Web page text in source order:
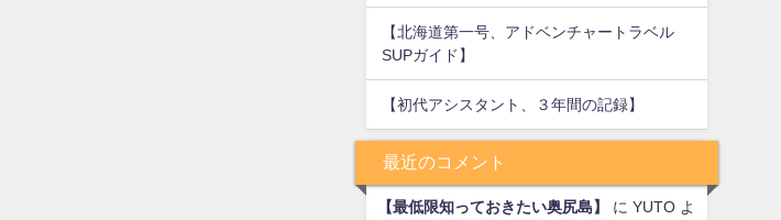
【北海道第一号、アドベンチャートラベル
SUPガイド】
【初代アシスタント、３年間の記録】
最近のコメント
【最低限知っておきたい奥尻島】 に YUTOよ